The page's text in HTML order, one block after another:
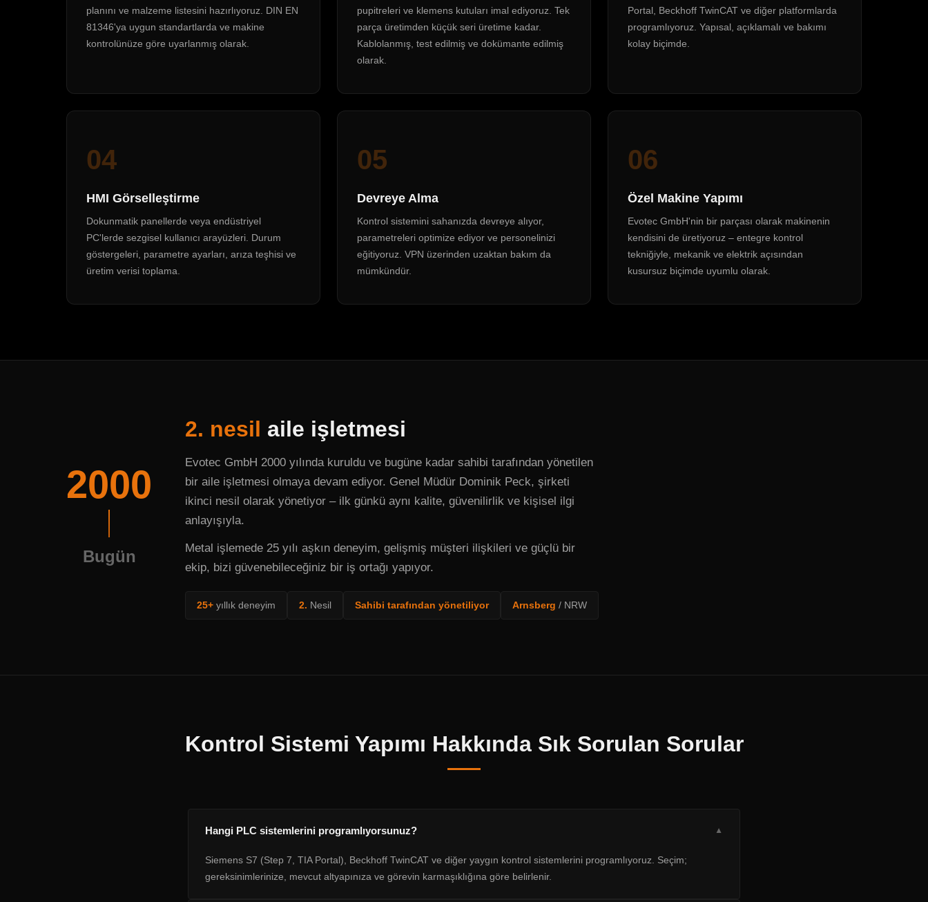
planını ve malzeme listesini hazırlıyoruz. DIN EN
81346'ya uygun standartlarda ve makine
kontrolünüze göre uyarlanmış olarak.
pupitreleri ve klemens kutuları imal ediyoruz. Tek
parça üretimden küçük seri üretime kadar.
Kablolanmış, test edilmiş ve dokümante edilmiş
olarak.
Portal, Beckhoff TwinCAT ve diğer platformlarda
programlıyoruz. Yapısal, açıklamalı ve bakımı
kolay biçimde.
04
HMI Görselleştirme
Dokunmatik panellerde veya endüstriyel
PC'lerde sezgisel kullanıcı arayüzleri. Durum
göstergeleri, parametre ayarları, arıza teşhisi ve
üretim verisi toplama.
05
Devreye Alma
Kontrol sistemini sahanızda devreye alıyor,
parametreleri optimize ediyor ve personelinizi
eğitiyoruz. VPN üzerinden uzaktan bakım da
mümkündür.
06
Özel Makine Yapımı
Evotec GmbH'nin bir parçası olarak makinenin
kendisini de üretiyoruz – entegre kontrol
tekniğiyle, mekanik ve elektrik açısından
kusursuz biçimde uyumlu olarak.
2000
Bugün
2. nesil aile işletmesi
Evotec GmbH 2000 yılında kuruldu ve bugüne kadar sahibi tarafından yönetilen
bir aile işletmesi olmaya devam ediyor. Genel Müdür Dominik Peck, şirketi
ikinci nesil olarak yönetiyor – ilk günkü aynı kalite, güvenilirlik ve kişisel ilgi
anlayışıyla.
Metal işlemede 25 yılı aşkın deneyim, gelişmiş müşteri ilişkileri ve güçlü bir
ekip, bizi güvenebileceğiniz bir iş ortağı yapıyor.
25+ yıllık deneyim 2. Nesil Sahibi tarafından yönetiliyor Arnsberg / NRW
Kontrol Sistemi Yapımı Hakkında Sık Sorulan Sorular
Hangi PLC sistemlerini programlıyorsunuz? ▼
Siemens S7 (Step 7, TIA Portal), Beckhoff TwinCAT ve diğer yaygın kontrol sistemlerini programlıyoruz. Seçim;
gereksinimlerinize, mevcut altyapınıza ve görevin karmaşıklığına göre belirlenir.